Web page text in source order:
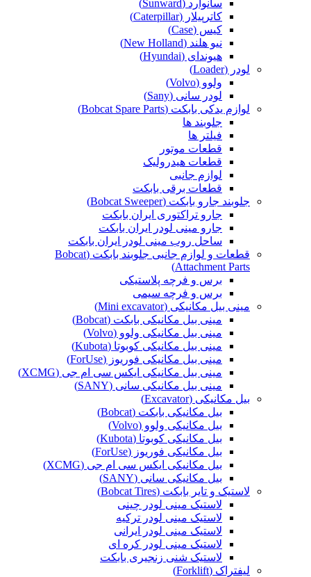
سانوارد (Sunward)
کاترپیلار (Caterpillar)
کیس (Case)
نیو هلند (New Holland)
هیوندای (Hyundai)
لودر (Loader)
ولوو (Volvo)
لودر سانی (Sany)
لوازم یدکی بابکت (Bobcat Spare Parts)
جلوبند ها
فیلتر ها
قطعات موتور
قطعات هیدرولیک
لوازم جانبی
قطعات برقی بابکت
جلوبند جارو بابکت (Bobcat Sweeper)
جارو تراکتوری ایران بابکت
جارو مینی لودر ایران بابکت
ساحل روب مینی لودر ایران بابکت
قطعات و لوازم جانبی جلوبند بابکت (Bobcat
Attachment Parts)
برس و فرچه پلاستیکی
برس و فرچه سیمی
مینی بیل مکانیکی (Mini excavator)
مینی بیل مکانیکی بابکت (Bobcat)
مینی بیل مکانیکی ولوو (Volvo)
مینی بیل مکانیکی کوبوتا (Kubota)
مینی بیل مکانیکی فوریوز (ForUse)
مینی بیل مکانیکی ایکس سی ام جی (XCMG)
مینی بیل مکانیکی سانی (SANY)
بیل مکانیکی (Excavator)
بیل مکانیکی بابکت (Bobcat)
بیل مکانیکی ولوو (Volvo)
بیل مکانیکی کوبوتا (Kubota)
بیل مکانیکی فوریوز (ForUse)
بیل مکانیکی ایکس سی ام جی (XCMG)
بیل مکانیکی سانی (SANY)
لاستیک و تایر بابکت (Bobcat Tires)
لاستیک مینی لودر چینی
لاستیک مینی لودر ترکیه
لاستیک مینی لودر ایرانی
لاستیک مینی لودر کره ای
لاستیک شنی زنجیری بابکت
لیفتراک (Forklift)